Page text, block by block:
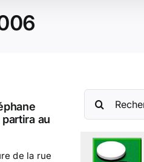
au
de la rue
Rechercher: